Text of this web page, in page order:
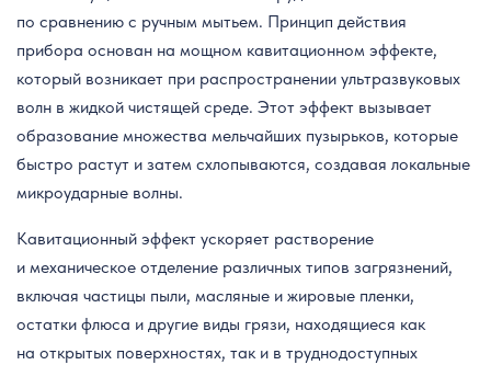
по сравнению с ручным мытьем. Принцип действия
прибора основан на мощном кавитационном эффекте,
который возникает при распространении ультразвуковых
волн в жидкой чистящей среде. Этот эффект вызывает
образование множества мельчайших пузырьков, которые
быстро растут и затем схлопываются, создавая локальные
микроударные волны.
Кавитационный эффект ускоряет растворение
и механическое отделение различных типов загрязнений,
включая частицы пыли, масляные и жировые пленки,
остатки флюса и другие виды грязи, находящиеся как
на открытых поверхностях, так и в труднодоступных